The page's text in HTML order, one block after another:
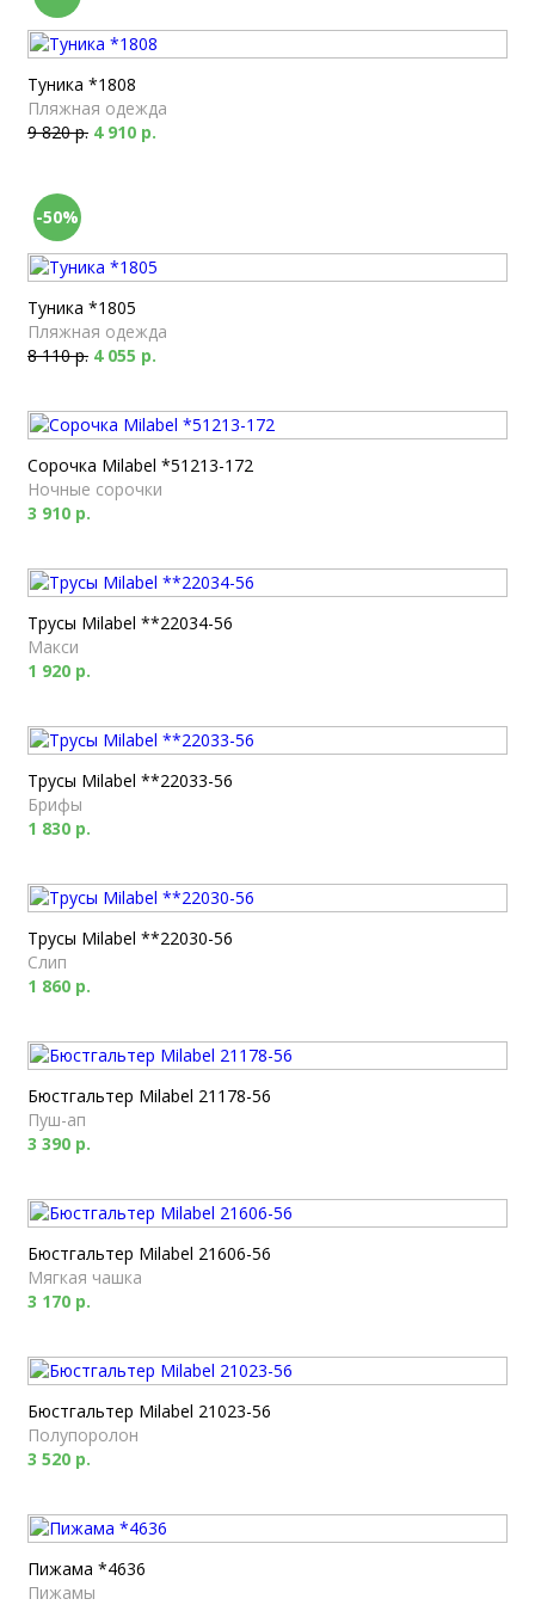
Туника *1808
Пляжная одежда
9 820 р. 4 910 р.
-50%
Туника *1805
Пляжная одежда
8 110 р. 4 055 р.
Сорочка Milabel *51213-172
Ночные сорочки
3 910 р.
Трусы Milabel **22034-56
Макси
1 920 р.
Трусы Milabel **22033-56
Брифы
1 830 р.
Трусы Milabel **22030-56
Слип
1 860 р.
Бюстгальтер Milabel 21178-56
Пуш-ап
3 390 р.
Бюстгальтер Milabel 21606-56
Мягкая чашка
3 170 р.
Бюстгальтер Milabel 21023-56
Полупоролон
3 520 р.
Пижама *4636
Пижамы